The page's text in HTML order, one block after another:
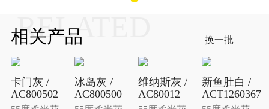
相关产品
RELATED 换一批
卡门灰 /
AC800502
冰岛灰 /
AC800500
维纳斯灰 /
AC80012
新鱼肚白 /
ACT1260367